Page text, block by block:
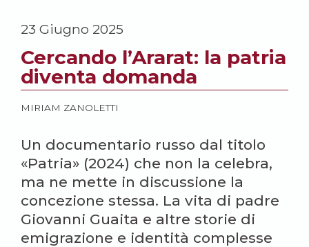
23 Giugno 2025
Cercando l’Ararat: la patria
diventa domanda
MIRIAM ZANOLETTI
Un documentario russo dal titolo
«Patria» (2024) che non la celebra,
ma ne mette in discussione la
concezione stessa. La vita di padre
Giovanni Guaita e altre storie di
emigrazione e identità complesse